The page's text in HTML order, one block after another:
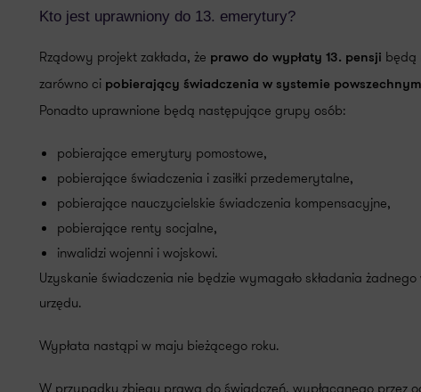
Kto jest uprawniony do 13. emerytury?
Rządowy projekt zakłada, że prawo do wypłaty 13. pensji będą
zarówno ci pobierający świadczenia w systemie powszechnym
Ponadto uprawnione będą następujące grupy osób:
pobierające emerytury pomostowe,
pobierające świadczenia i zasiłki przedemerytalne,
pobierające nauczycielskie świadczenia kompensacyjne,
pobierające renty socjalne,
inwalidzi wojenni i wojskowi.
Uzyskanie świadczenia nie będzie wymagało składania żadnego
urzędu.
Wypłata nastąpi w maju bieżącego roku.